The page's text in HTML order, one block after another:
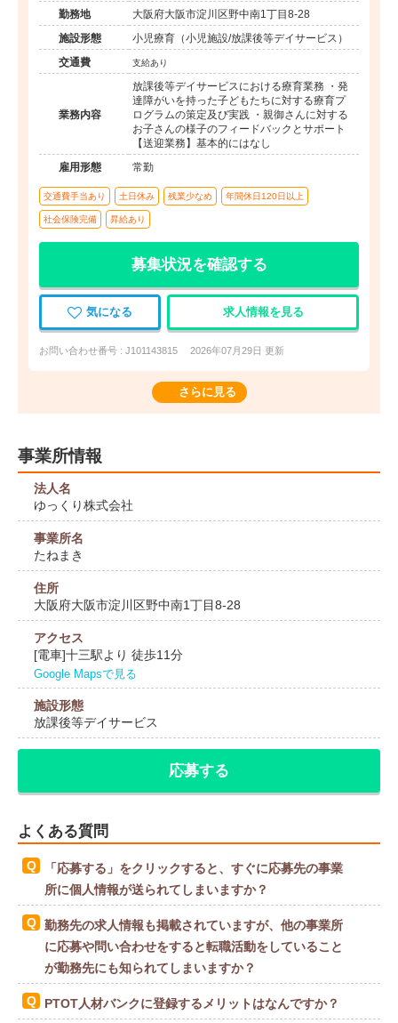
勤務地
大阪府大阪市淀川区野中南1丁目8-28
施設形態
小児療育（小児施設/放課後等デイサービス）
交通費
支給あり
業務内容
放課後等デイサービスにおける療育業務 ・発
達障がいを持った子どもたちに対する療育プ
ログラムの策定及び実践 ・親御さんに対する
お子さんの様子のフィードバックとサポート
【送迎業務】基本的にはなし
雇用形態
常勤
交通費手当あり 土日休み 残業少なめ 年間休日120日以上
社会保険完備 昇給あり
募集状況を確認する
気になる 求人情報を見る
お問い合わせ番号 : J101143815 2026年07月29日 更新
さらに見る
事業所情報
法人名
ゆっくり株式会社
事業所名
たねまき
住所
大阪府大阪市淀川区野中南1丁目8-28
アクセス
[電車]十三駅より 徒歩11分
Google Mapsで見る
施設形態
放課後等デイサービス
応募する
よくある質問
「応募する」をクリックすると、すぐに応募先の事業
所に個人情報が送られてしまいますか？
勤務先の求人情報も掲載されていますが、他の事業所
に応募や問い合わせをすると転職活動をしていること
が勤務先にも知られてしまいますか？
PTOT人材バンクに登録するメリットはなんですか？